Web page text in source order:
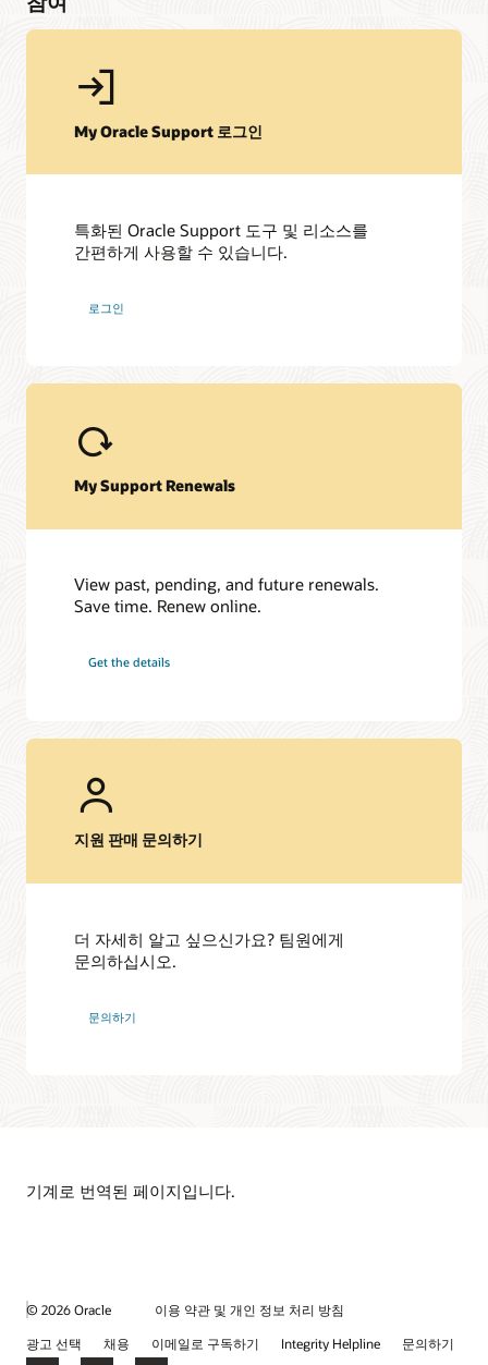
My Oracle Support 커뮤니티
Oracle Support를 최대한 활용할 수 있습니다. 다양한 Oracle
JD Edwards World
My Oracle Support 로그인
특화된 Oracle Support 도구 및 리소스를
간편하게 사용할 수 있습니다.
로그인
My Support Renewals
View past, pending, and future renewals.
Save time. Renew online.
Get the details
지원 판매 문의하기
더 자세히 알고 싶으신가요? 팀원에게
문의하십시오.
문의하기
기계로 번역된 페이지입니다.
© 2026 Oracle
이용 약관 및 개인 정보 처리 방침
광고 선택
채용 이메일로 구독하기 Integrity Helpline 문의하기